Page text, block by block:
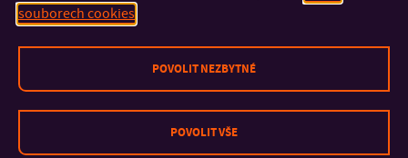
Q-RAM
Hodnocení kvality výuky FAI
Posouzení předchozího zahraničního vzdělání
souborech cookies
POVOLIT NEZBYTNÉ
POVOLIT VŠE